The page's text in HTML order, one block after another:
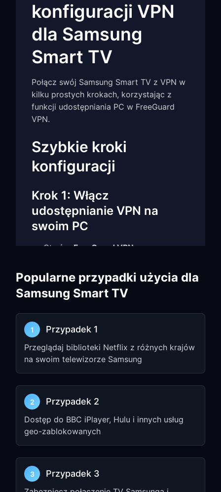
konfiguracji VPN
dla Samsung
Smart TV
Połącz swój Samsung Smart TV z VPN w
kilku prostych krokach, korzystając z
funkcji udostępniania PC w FreeGuard
VPN.
Szybkie kroki
konfiguracji
Krok 1: Włącz
udostępnianie VPN na
swoim PC
Otwórz FreeGuard VPN
Przejdź doSettingsi włączTUN
Mode
number(np.
Krok 2: Skonfiguruj
ustawienia Proxy w
Samsung TV
na pilocie Samsung TV
Wybierz swoją sieć Wi-Fi i wybierz
Advanced Settings
Popularne przypadki użycia dla
Samsung Smart TV
1 Przypadek 1
Przeglądaj biblioteki Netflix z różnych krajów
na swoim telewizorze Samsung
2 Przypadek 2
Dostęp do BBC iPlayer, Hulu i innych usług
geo-zablokowanych
3 Przypadek 3